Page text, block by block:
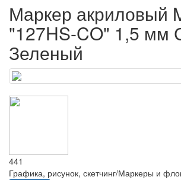
Маркер акриловый
"127HS-CO" 1,5 мм
Зеленый
441
Графика, рисунок, скетчинг/Маркеры и